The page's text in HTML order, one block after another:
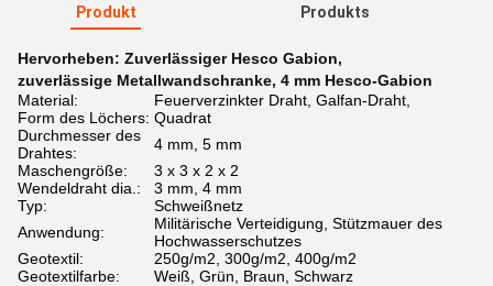
Produkt
Produkts
Hervorheben: Zuverlässiger Hesco Gabion,
zuverlässige Metallwandschranke, 4 mm Hesco-Gabion
Material:
Feuerverzinkter Draht, Galfan-Draht,
Form des Löchers: Quadrat
Durchmesser des
Drahtes:
4 mm, 5 mm
Maschengröße:
3 x 3 x 2 x 2
Wendeldraht dia.:
3 mm, 4 mm
Typ:
Schweißnetz
Anwendung:
Militärische Verteidigung, Stützmauer des
Hochwasserschutzes
Geotextil:
250g/m2, 300g/m2, 400g/m2
Geotextilfarbe:
Weiß, Grün, Braun, Schwarz